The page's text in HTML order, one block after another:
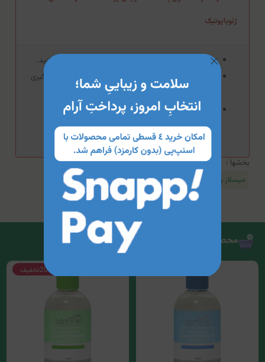
ژنوبایوتیک
در صورت بروز حساسیت از مصرف این محصول خودداری کنید.
از تماس این محصول با سطوح مخاطی، چشم‌ها و زخم جلوگیری
استفاده از ماسک‌های مرطوب‌کننده، سرم‌ها و کرم‌های
مراقبت‌کننده در کنار این محصول توصیه می‌شود.
بخشها :
میسلار واتر
محصولات مرتبط
20%تخفیف